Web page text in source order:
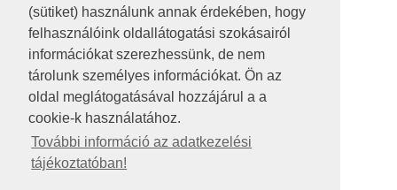
(sütiket) használunk annak érdekében, hogy
felhasználóink oldallátogatási szokásairól
információkat szerezhessünk, de nem
tárolunk személyes információkat. Ön az
oldal meglátogatásával hozzájárul a a
cookie-k használatához.
További információ az adatkezelési
tájékoztatóban!
A HONLAP 2017.03.31-I ÁLLAPOTA
JOGI NYILATKOZAT
IMPRESSZUM
KÖZÉRDEKŰ ADATOK